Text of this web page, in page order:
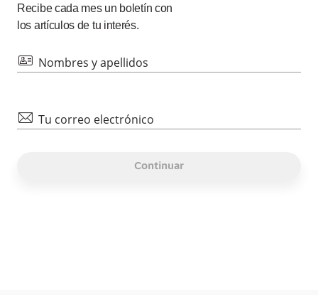
Recibe cada mesun boletín con
los artículos de tu interés.
id Nombres y apellidos
mail Tu correo electrónico
Continuar